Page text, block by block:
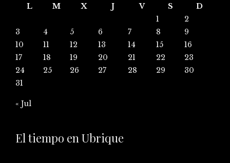
L
M X J V S
D
1
2
3
4 5 6 7 8
9
10
11 12 13 14 15
16
17
18 19 20 21 22
23
24
25 26 27 28 29
30
31
« Jul
El tiempo en Ubrique